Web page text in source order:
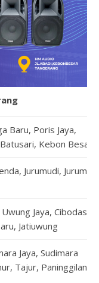
Baru, Poris Jaya,
Kebon Besar
Jurumudi, Jurumudi
Jaya, Cibodas,
Jatiuwung
Jaya, Sudimara
Tajur, Paninggilan,